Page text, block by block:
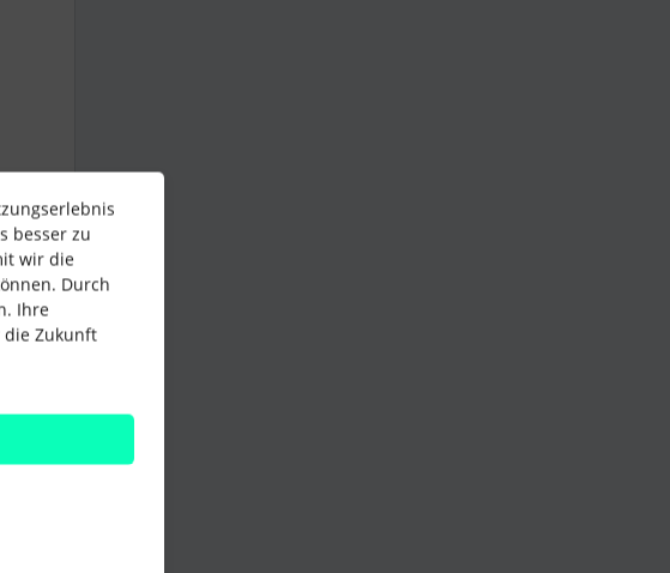
besser zu
wir die
Durch
Ihre
die Zukunft